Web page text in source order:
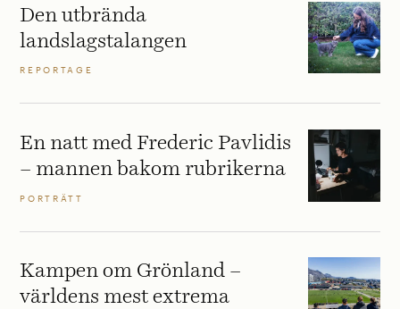
Den utbrända
landslagstalangen
REPORTAGE
En natt med Frederic Pavlidis
– mannen bakom rubrikerna
PORTRÄTT
Kampen om Grönland –
världens mest extrema